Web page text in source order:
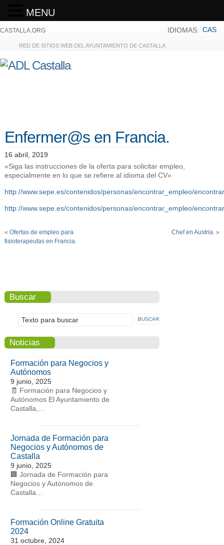
CASTALLA.ORG
RED DE SITIOS WEB DEL AYUNTAMIENTO DE CASTALLA
IDIOMAS: CAS
Enfermer@s en Francia.
16 abril, 2019
«Siga las instrucciones de la oferta para solicitar empleo,
especialmente en lo que se refiere al idioma del CV»
http://www.sepe.es/contenidos/personas/encontrar_empleo/
http://www.sepe.es/contenidos/personas/encontrar_empleo/
« Ofertas de empleo para
fisioterapeutas en Francia.
Chef en Austria. »
Buscar
Noticias
Formación para Negocios y
Autónomos
9 junio, 2025
🧾 Formación para Negocios y
Autónomos El Ayuntamiento de
Castalla,…
Jornada de Formación para
Negocios y Autónomos de
Castalla
9 junio, 2025
🏢 Jornada de Formación para
Negocios y Autónomos de
Castalla…
Formación Online Gratuita
2024
31 octubre, 2024
MENU